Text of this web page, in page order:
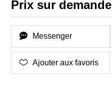
Prix sur demande
Messenger
Ajouter aux favoris